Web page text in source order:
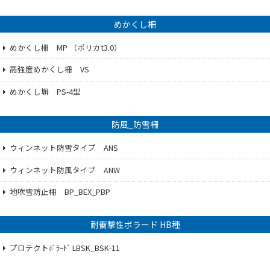
めかくし柵
めかくし柵 MP （ポリカt3.0）
高強度めかくし柵 VS
めかくし塀 PS-4型
防風_防雪柵
ウィンネット防雪タイプ ANS
ウィンネット防風タイプ ANW
地吹雪防止柵 BP_BEX_PBP
耐衝撃性ボラード HB種
プロテクトﾎﾞﾗｰﾄﾞ LBSK_BSK-11